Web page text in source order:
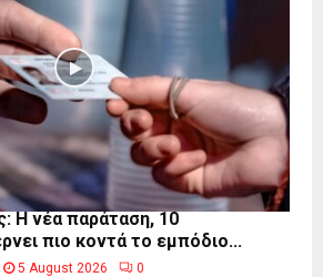
Η νέα παράταση, 10
πιο κοντά το εμπόδιο...
5 August 2026 0